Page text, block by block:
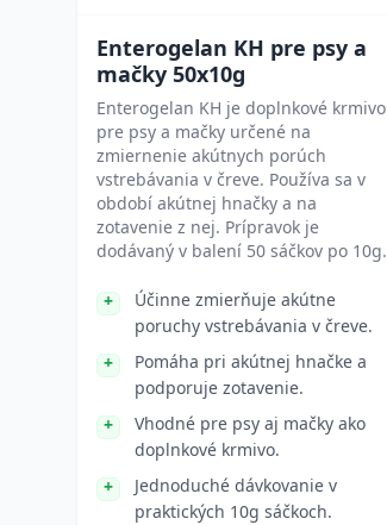
Enterogelan KH pre psy a
mačky 50x10g
Enterogelan KH je doplnkové krmivo
pre psy a mačky určené na
zmiernenie akútnych porúch
vstrebávania v čreve. Používa sa v
období akútnej hnačky a na
zotavenie z nej. Prípravok je
dodávaný v balení 50 sáčkov po 10g.
Účinne zmierňuje akútne
poruchy vstrebávania v čreve.
Pomáha pri akútnej hnačke a
podporuje zotavenie.
Vhodné pre psy aj mačky ako
doplnkové krmivo.
Jednoduché dávkovanie v
praktických 10g sáčkoch.